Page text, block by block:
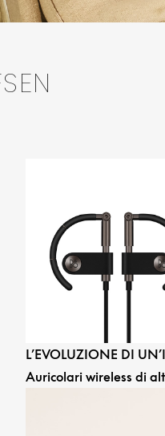
L’EVOLUZIONE DI
Auricolari wireless di